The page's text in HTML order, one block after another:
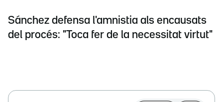
Sánchez defensa l'amnistia als encausats
del procés: "Toca fer de la necessitat virtut"